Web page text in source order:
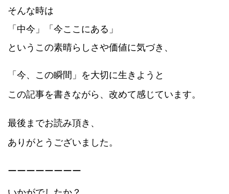
そんな時は
「中今」「今ここにある」
というこの素晴らしさや価値に気づき、
「今、この瞬間」 を大切に生きようと
この記事を書きながら、改めて感じています。
最後までお読み頂き、
ありがとうございました。
ーーーーーーーー